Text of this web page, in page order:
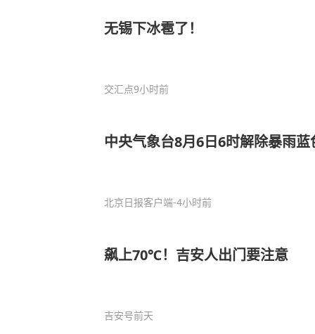
无锡下冰雹了！
交汇点9小时前
中央气象台8月6日6时解除暴雨蓝
北京日报客户端-4小时前
飙上70℃！吉安人出门要注意
吉安号前天